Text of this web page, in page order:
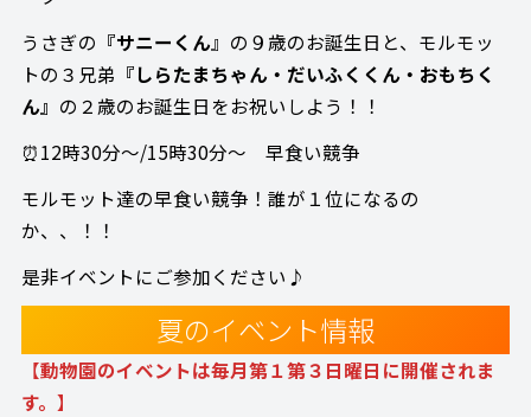
うさぎの 『サニーくん』の９歳のお誕生日と、モルモッ
トの３兄弟 『しらたまちゃん・だいふくくん・おもちく
ん』 の２歳のお誕生日をお祝いしよう！！
⏰12時30分～/15時30分～ 早食い競争
モルモット達の早食い競争！誰が１位になるの
か、、！！
是非イベントにご参加ください♪
夏のイベント情報
【動物園のイベントは毎月第１第３日曜日に開催されま
す。 】